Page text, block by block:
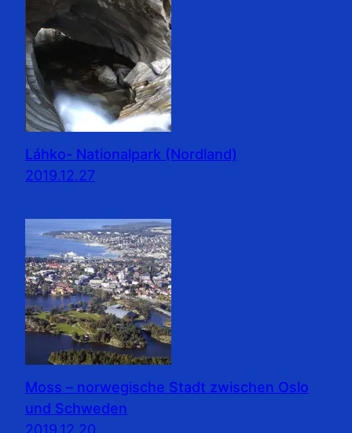
Láhko- Nationalpark (Nordland)
2019.12.27
Moss – norwegische Stadt zwischen Oslo
und Schweden